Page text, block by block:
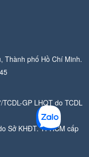
Thành phố Hồ Chí Minh.
GP LHQT do TCDL
Sở KHĐT. TPHCM cấp